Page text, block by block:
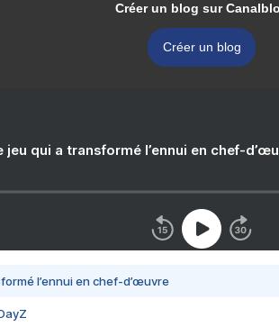
Créer un blog sur
Créer un blog
jeu qui a transformé l’ennui en chef-
l’ennui en chef-d’œuvre